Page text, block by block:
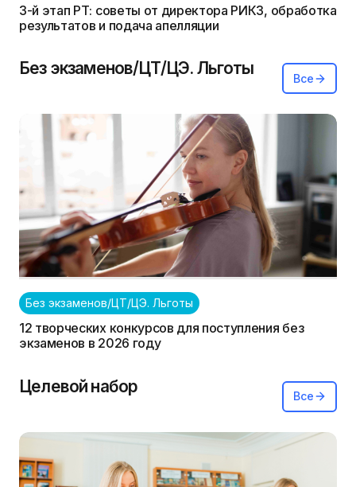
3-й этап РТ: советы от директора РИКЗ, обработка
результатов и подача апелляции
Без экзаменов/ЦТ/ЦЭ. Льготы Все
Без экзаменов/ЦТ/ЦЭ. Льготы
12 творческих конкурсов для поступления без
экзаменов в 2026 году
Целевой набор Все